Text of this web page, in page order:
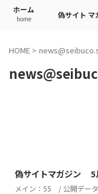
ホーム
home 偽サイト マ
HOME >
偽サイトマガジン 5
メイン：55 / 公開データ